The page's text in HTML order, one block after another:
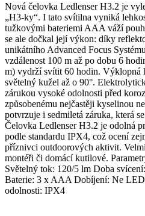
Nová čelovka Ledlenser H3.2 je
„H3-ky“. I tato svítilna vyniká
tužkovými bateriemi AAA váží
se ale dočkal její výkon: díky
unikátního Advanced Focus
vzdálenost 100 m až po dobu 6
m) vydrží svítit 60 hodin. Výklopná
světelný kužel až o 90°.
zárukou vysoké odolnosti před
způsobenému nejčastěji kyselinou
potvrzuje i sedmiletá záruka, která
Čelovka Ledlenser H3.2 je odolná
podle standardu IPX4, což ocení
příznivci outdoorových aktivit.
montéři či domácí kutilové.
Světelný tok: 120/5 lm Doba
Baterie: 3 x AAA Dobíjení: Ne
odolnosti: IPX4